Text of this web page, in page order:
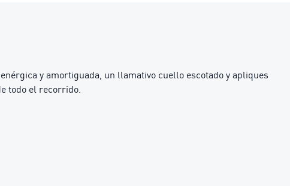
y amortiguada, un llamativo cuello escotado y apliques
todo el recorrido.